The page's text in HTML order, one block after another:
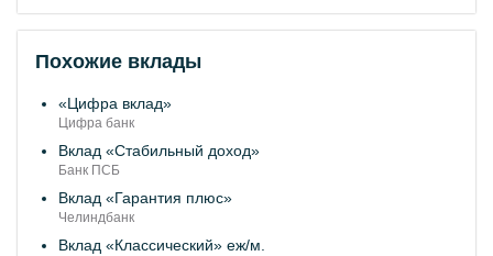
Похожие вклады
«Цифра вклад»
Цифра банк
Вклад «Стабильный доход»
Банк ПСБ
Вклад «Гарантия плюс»
Челиндбанк
Вклад «Классический» еж/м.